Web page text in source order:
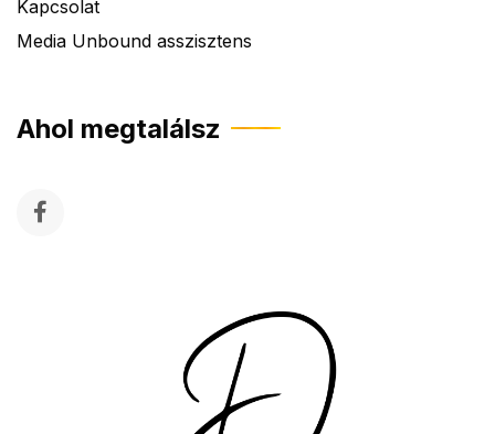
Kapcsolat
Media Unbound asszisztens
Ahol megtalálsz